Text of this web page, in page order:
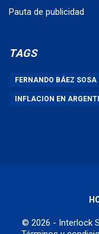
Pauta de publicidad
TAGS
FERNANDO BÁEZ SOSA
INFLACION EN
© 2026 - Interlock